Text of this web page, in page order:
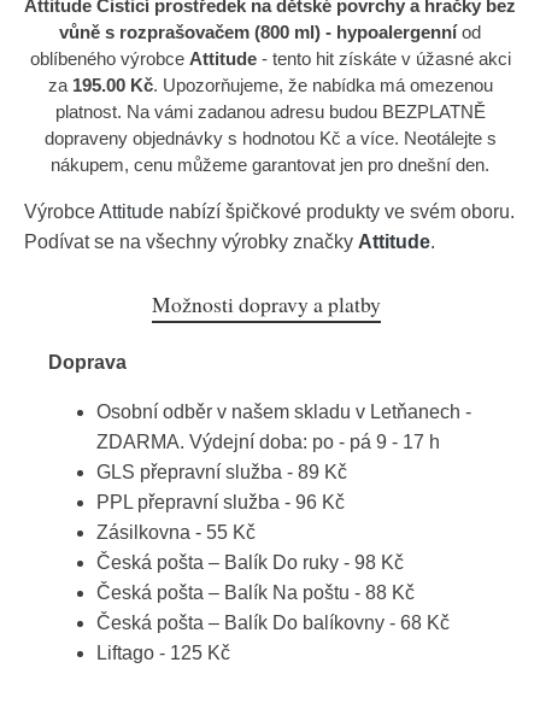
Attitude Čisticí prostředek na dětské povrchy a hračky bez
vůně s rozprašovačem (800 ml) - hypoalergenníod
oblíbeného výrobce Attitude- tento hit získáte v úžasné akci
za 195.00 Kč. Upozorňujeme, že nabídka má omezenou
platnost. Na vámi zadanou adresu budou BEZPLATNĚ
dopraveny objednávky s hodnotou Kč a více. Neotálejte s
nákupem, cenu můžeme garantovat jen pro dnešní den.
VýrobceAttitude nabízí špičkové produkty ve svém oboru.
Podívat se na všechny výrobky značky Attitude.
Možnosti dopravy a platby
Doprava
Osobní odběr v našem skladu v Letňanech -
ZDARMA. Výdejní doba: po - pá 9 - 17 h
GLS přepravní služba - 89 Kč
PPL přepravní služba - 96 Kč
Zásilkovna - 55 Kč
Česká pošta – Balík Do ruky - 98 Kč
Česká pošta – Balík Na poštu - 88 Kč
Česká pošta – Balík Do balíkovny - 68 Kč
Liftago - 125 Kč